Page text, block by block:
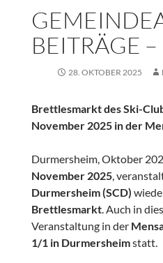
BEITRÄGE
28. OKTOBER 2025
Brettlesmarkt des Ski-
November 2025 in der
Durmersheim, Oktober
November 2025,
Durmersheim (SCD)
Brettlesmarkt. Auch in
Veranstaltung in der
1/1 in Durmersheimstatt.